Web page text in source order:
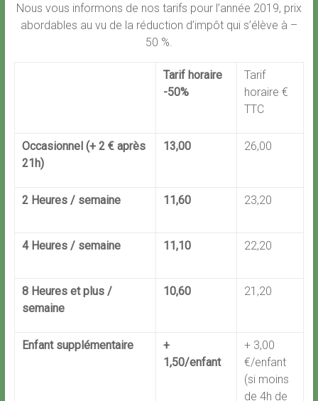
Nous vous informons de nos tarifs pour l’année 2019, prix
abordables au vu de la réduction d’impôt qui s’élève à –
50 %.
Tarif horaire
-50%
Tarif
horaire €
TTC
Occasionnel (+ 2 € après
21h)
13,00 26,00
2 Heures / semaine 11,60 23,20
4 Heures / semaine 11,10 22,20
8 Heures et plus /
semaine
10,60 21,20
Enfant supplémentaire
+
1,50/enfant
+ 3,00
€/enfant
(si moins
de 4h de